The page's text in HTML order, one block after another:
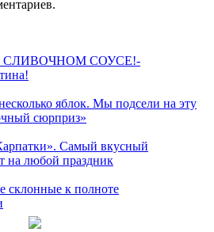
СОУСЕ!-
яблок. Мы подсели на эту
сюрприз»
Самый вкусный
на любой праздник
склонные к полноте